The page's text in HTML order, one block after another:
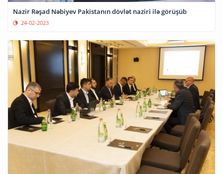
Nazir Rəşad Nəbiyev Pakistanın dövlət naziri ilə görüşüb
24-02-2023